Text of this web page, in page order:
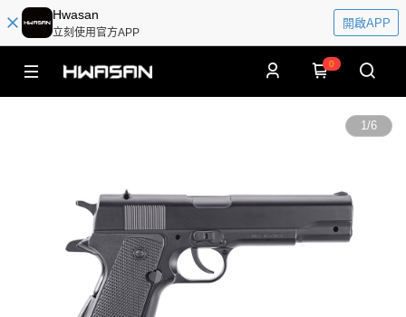
Hwasan
立刻使用官方APP
開啟APP
0
1/6